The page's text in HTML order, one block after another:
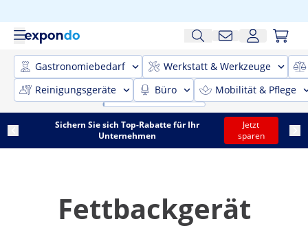
Gastronomiebedarf
Werkstatt & Werkzeuge
Reinigungsgeräte
Büro Mobilität & Pflege
Sichern Sie sich Top-Rabatte für Ihr
Unternehmen
Jetzt
sparen
Fettbackgerät